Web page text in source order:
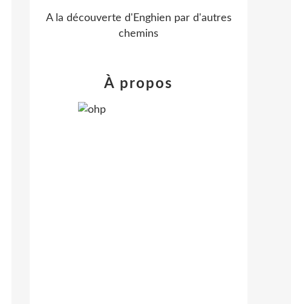
A la découverte d'Enghien par d'autres
chemins
À propos